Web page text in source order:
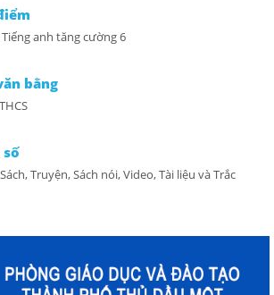
anh tăng cường 6
bằng
Truyện, Sách nói, Video, Tài liệu và Trắc